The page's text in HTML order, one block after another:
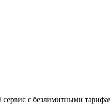
с безлимитными